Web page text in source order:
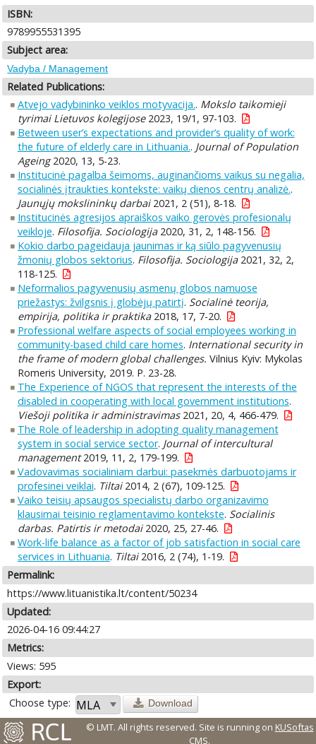
ISBN:
9789955531395
Subject area:
Vadyba / Management
Related Publications:
Atvejo vadybininko veiklos motyvacija.. Mokslo taikomieji
tyrimai Lietuvos kolegijose2023, 19/1, 97-103.
Between user’s expectations and provider’s quality of work:
the future of elderly care in Lithuania.. Journal of Population
Ageing2020, 13, 5-23.
Institucinė pagalba šeimoms, auginančioms vaikus su negalia,
socialinės įtraukties kontekste: vaikų dienos centrų analizė..
Jaunųjų mokslininkų darbai2021, 2 (51), 8-18.
Institucinės agresijos apraiškos vaiko gerovės profesionalų
veikloje. Filosofija. Sociologija2020, 31, 2, 148-156.
Kokio darbo pageidauja jaunimas ir ką siūlo pagyvenusių
žmonių globos sektorius. Filosofija. Sociologija2021, 32, 2,
118-125.
Neformalios pagyvenusių asmenų globos namuose
priežastys: žvilgsnis į globėjų patirtį. Socialinė teorija,
empirija, politika ir praktika2018, 17, 7-20.
Professional welfare aspects of social employees working in
community-based child care homes. International security in
the frame of modern global challenges. Vilnius Kyiv: Mykolas
Romeris University, 2019. P. 23-28.
The Experience of NGOS that represent the interests of the
disabled in cooperating with local government institutions.
Viešoji politika ir administravimas2021, 20, 4, 466-479.
The Role of leadership in adopting quality management
system in social service sector. Journal of intercultural
management2019, 11, 2, 179-199.
Vadovavimas socialiniam darbui: pasekmės darbuotojams ir
profesinei veiklai. Tiltai2014, 2 (67), 109-125.
Vaiko teisių apsaugos specialistų darbo organizavimo
klausimai teisinio reglamentavimo kontekste. Socialinis
darbas. Patirtis ir metodai2020, 25, 27-46.
Work-life balance as a factor of job satisfaction in social care
services in Lithuania. Tiltai2016, 2 (74), 1-19.
Permalink:
https://www.lituanistika.lt/content/50234
Updated:
2026-04-16 09:44:27
Metrics:
Views: 595
Export:
Choose type:
Download
© LMT. All rights reserved. Site is running on KUSoftas
CMS.